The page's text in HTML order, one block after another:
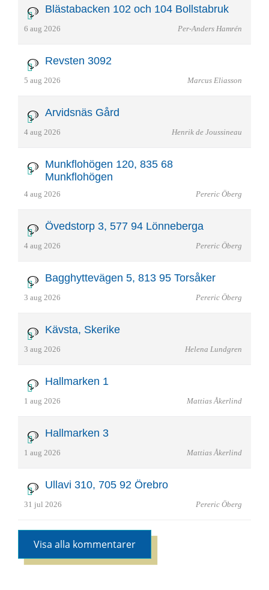
Blästabacken 102 och 104 Bollstabruk
6 aug 2026 Per-Anders Hamrén
Revsten 3092
5 aug 2026 Marcus Eliasson
Arvidsnäs Gård
4 aug 2026 Henrik de Joussineau
Munkflohögen 120, 835 68
Munkflohögen
4 aug 2026 Pereric Öberg
Övedstorp 3, 577 94 Lönneberga
4 aug 2026 Pereric Öberg
Bagghyttevägen 5, 813 95 Torsåker
3 aug 2026 Pereric Öberg
Kävsta, Skerike
3 aug 2026 Helena Lundgren
Hallmarken 1
1 aug 2026 Mattias Åkerlind
Hallmarken 3
1 aug 2026 Mattias Åkerlind
Ullavi 310, 705 92 Örebro
31 jul 2026 Pereric Öberg
Visa alla kommentarer